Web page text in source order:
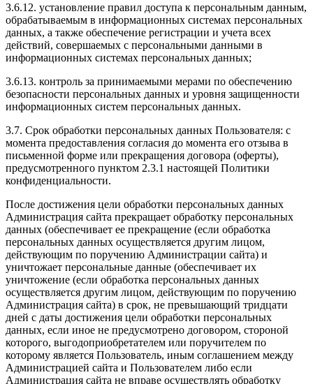
3.6.12. установление правил доступа к персональным данным,
обрабатываемым в информационных системах персональных
данных, а также обеспечение регистрации и учета всех
действий, совершаемых с персональными данными в
информационных системах персональных данных;
3.6.13. контроль за принимаемыми мерами по обеспечению
безопасности персональных данных и уровня защищенности
информационных систем персональных данных.
3.7. Срок обработки персональных данных Пользователя: с
момента предоставления согласия до момента его отзыва в
письменной форме или прекращения договора (оферты),
предусмотренного пунктом 2.3.1 настоящей Политики
конфиденциальности.
После достижения цели обработки персональных данных
Администрация сайта прекращает обработку персональных
данных (обеспечивает ее прекращение (если обработка
персональных данных осуществляется другим лицом,
действующим по поручению Администрации сайта) и
уничтожает персональные данные (обеспечивает их
уничтожение (если обработка персональных данных
осуществляется другим лицом, действующим по поручению
Администрация сайта) в срок, не превышающий тридцати
дней с даты достижения цели обработки персональных
данных, если иное не предусмотрено договором, стороной
которого, выгодоприобретателем или поручителем по
которому является Пользователь, иным соглашением между
Администрацией сайта и Пользователем либо если
Администрация сайта не вправе осуществлять обработку